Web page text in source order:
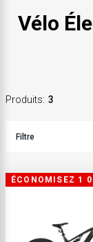
Vélo
Produits: 3
Filtre
ÉCONOMISEZ 1